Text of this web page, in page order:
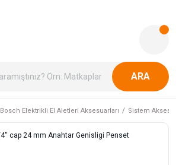
ARA
Bosch Elektrikli El Aletleri Aksesuarları Sistem